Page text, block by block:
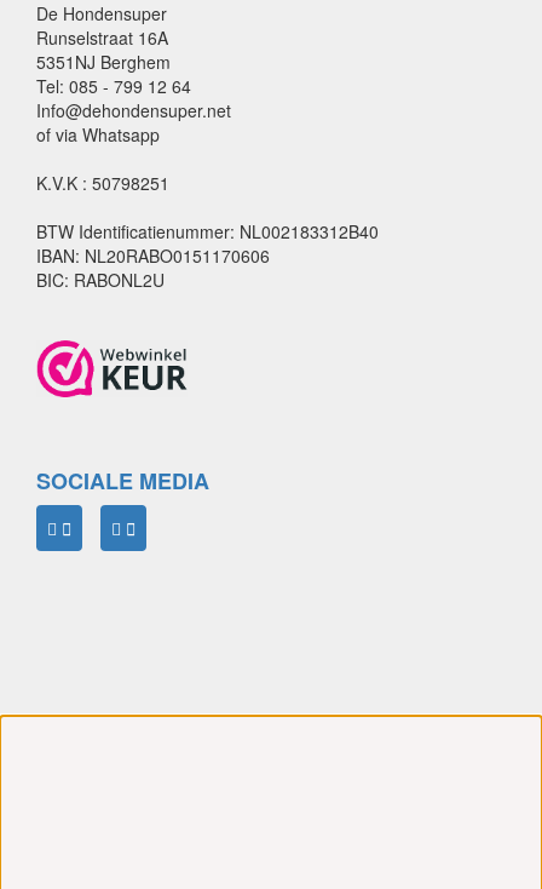
De Hondensuper
Runselstraat 16A
5351NJ Berghem
Tel: 085 - 799 12 64
Info@dehondensuper.net
of via Whatsapp
K.V.K : 50798251
BTW Identificatienummer: NL002183312B40
IBAN: NL20RABO0151170606
BIC: RABONL2U
SOCIALE MEDIA